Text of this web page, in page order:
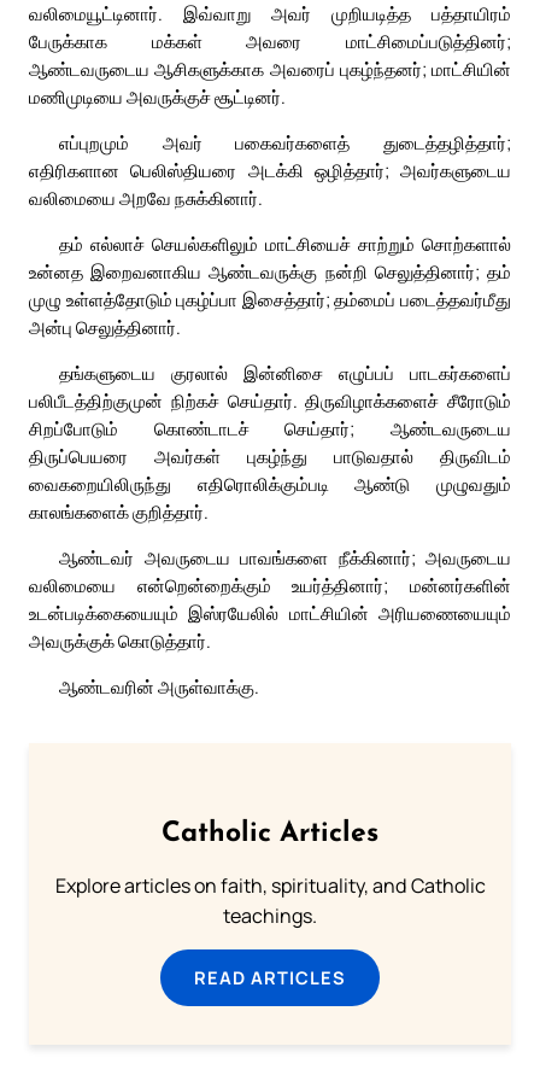
வலிமையூட்டினார். இவ்வாறு அவர் முறியடித்த பத்தாயிரம்
பேருக்காக மக்கள் அவரை மாட்சிமைப்படுத்தினர்;
ஆண்டவருடைய ஆசிகளுக்காக அவரைப் புகழ்ந்தனர்; மாட்சியின்
மணிமுடியை அவருக்குச் சூட்டினர்.
எப்புறமும் அவர் பகைவர்களைத் துடைத்தழித்தார்;
எதிரிகளான பெலிஸ்தியரை அடக்கி ஒழித்தார்; அவர்களுடைய
வலிமையை அறவே நசுக்கினார்.
தம் எல்லாச் செயல்களிலும் மாட்சியைச் சாற்றும் சொற்களால்
உன்னத இறைவனாகிய ஆண்டவருக்கு நன்றி செலுத்தினார்; தம்
முழு உள்ளத்தோடும் புகழ்ப்பா இசைத்தார்; தம்மைப் படைத்தவர்மீது
அன்பு செலுத்தினார்.
தங்களுடைய குரலால் இன்னிசை எழுப்பப் பாடகர்களைப்
பலிபீடத்திற்குமுன் நிற்கச் செய்தார். திருவிழாக்களைச் சீரோடும்
சிறப்போடும் கொண்டாடச் செய்தார்; ஆண்டவருடைய
திருப்பெயரை அவர்கள் புகழ்ந்து பாடுவதால் திருவிடம்
வைகறையிலிருந்து எதிரொலிக்கும்படி ஆண்டு முழுவதும்
காலங்களைக் குறித்தார்.
ஆண்டவர் அவருடைய பாவங்களை நீக்கினார்; அவருடைய
வலிமையை என்றென்றைக்கும் உயர்த்தினார்; மன்னர்களின்
உடன்படிக்கையையும் இஸ்ரயேலில் மாட்சியின் அரியணையையும்
அவருக்குக் கொடுத்தார்.
ஆண்டவரின் அருள்வாக்கு.
Catholic Articles
Explore articles on faith, spirituality, and Catholic
teachings.
READ ARTICLES